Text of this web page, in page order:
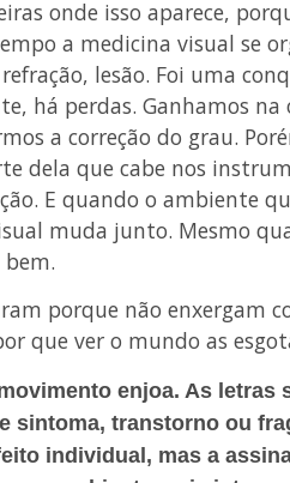
onde isso aparece,
a medicina visual se
lesão. Foi uma
há perdas. Ganhamos
a correção do grau.
dela que cabe nos
E quando o ambiente
muda junto. Mesmo
porque não enxergam
que ver o mundo as
enjoa. As letras
sintoma, transtorno ou
individual, mas a